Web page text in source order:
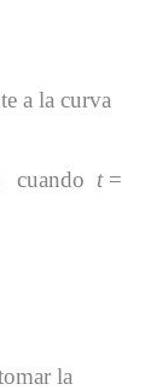
a la curva
t=
la